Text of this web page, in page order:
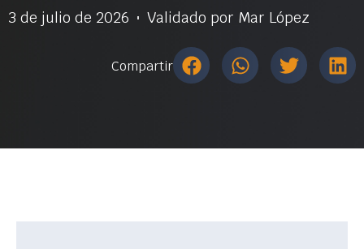
3 de julio de 2026 Validado por Mar López
Compartir